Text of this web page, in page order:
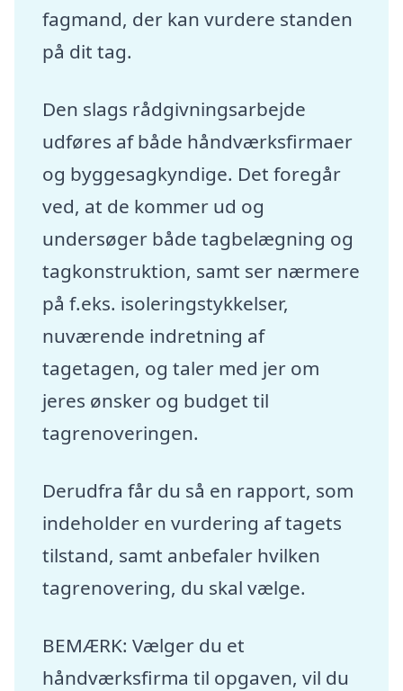
fagmand, der kan vurdere standen
på dit tag.
Den slags rådgivningsarbejde
udføres af både håndværksfirmaer
og byggesagkyndige. Det foregår
ved, at de kommer ud og
undersøger både tagbelægning og
tagkonstruktion, samt ser nærmere
på f.eks. isoleringstykkelser,
nuværende indretning af
tagetagen, og taler med jer om
jeres ønsker og budget til
tagrenoveringen.
Derudfra får du så en rapport, som
indeholder en vurdering af tagets
tilstand, samt anbefaler hvilken
tagrenovering, du skal vælge.
BEMÆRK: Vælger du et
håndværksfirma til opgaven, vil du